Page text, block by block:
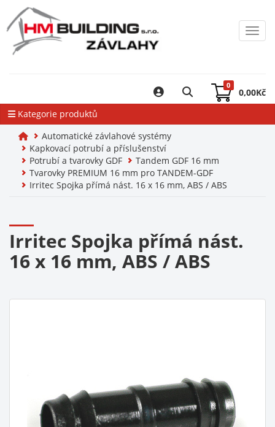
0
0,00Kč
Kategorie produktů
Automatické závlahové systémy
Kapkovací potrubí a příslušenství
Potrubí a tvarovky GDF
Tandem GDF 16 mm
Tvarovky PREMIUM 16 mm pro TANDEM-GDF
Irritec Spojka přímá nást. 16 x 16 mm, ABS / ABS
Irritec Spojka přímá nást.
16 x 16 mm, ABS / ABS